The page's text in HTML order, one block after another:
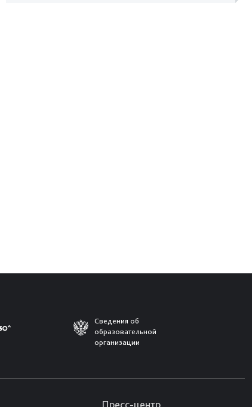
Сведения об
образовательной
организации
Пресс-центр